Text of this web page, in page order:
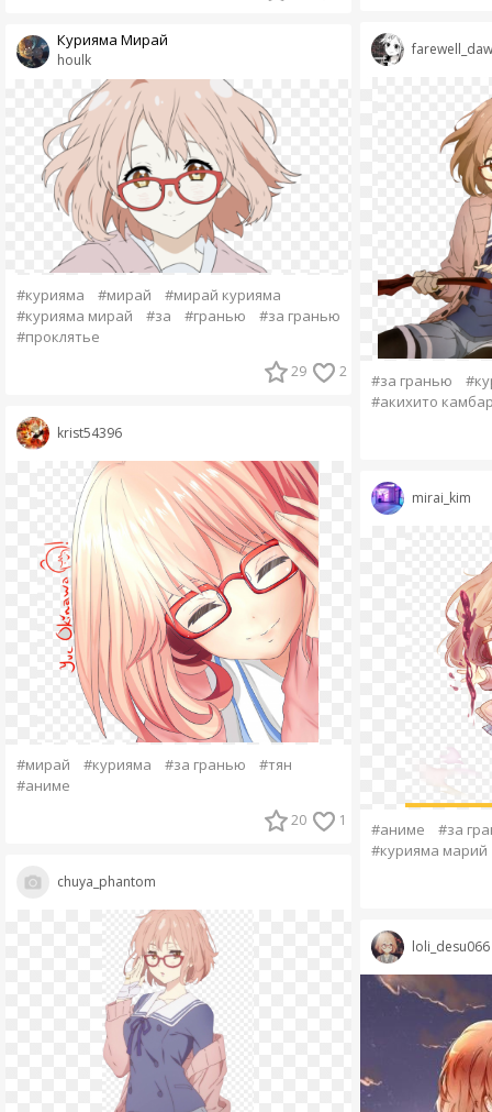
houlk
Курияма Мирай
#курияма #мирай
#мирай курияма
#курияма мирай
#за #гранью
#за гранью
#проклятье
29 2
krist54396
#мирай #курияма #за гранью
#тян
#аниме
20 1
chuya_phantom
#за гранью
#акихито
mirai_kim
#аниме
#за
#курияма марий
loli_desu066